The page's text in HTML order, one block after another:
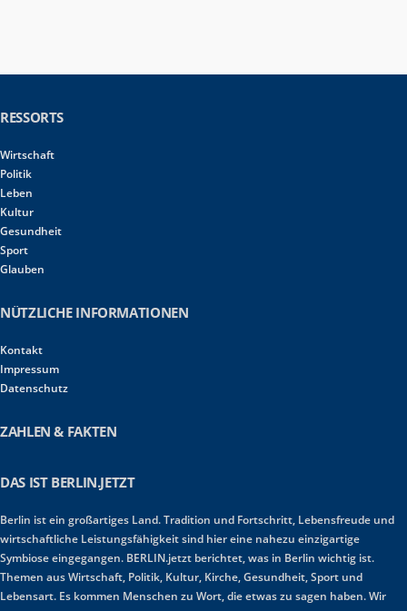
RESSORTS
Wirtschaft
Politik
Leben
Kultur
Gesundheit
Sport
Glauben
NÜTZLICHE INFORMATIONEN
Kontakt
Impressum
Datenschutz
ZAHLEN & FAKTEN
DAS IST BERLIN.JETZT
Berlin ist ein großartiges Land. Tradition und Fortschritt, Lebensfreude und
wirtschaftliche Leistungsfähigkeit sind hier eine nahezu einzigartige
Symbiose eingegangen. BERLIN.jetzt berichtet, was in Berlin wichtig ist.
Themen aus Wirtschaft, Politik, Kultur, Kirche, Gesundheit, Sport und
Lebensart. Es kommen Menschen zu Wort, die etwas zu sagen haben. Wir